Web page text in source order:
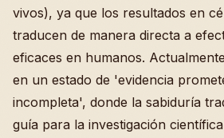
vivos), ya que los resultados en
traducen de manera directa a
eficaces en humanos.
en un estado de 'evidencia
incompleta', donde la sabiduría
guía para la investigación